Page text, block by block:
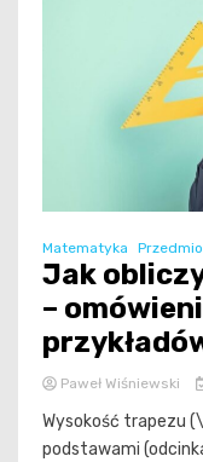
Matematyka
Jak
–
Paweł Wiśniewski
Wysokość trapezu
podstawami